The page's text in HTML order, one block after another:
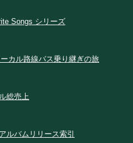
Songs シリーズ
ーカル路線バス乗り継ぎの旅
総売上
アルバムリリース索引